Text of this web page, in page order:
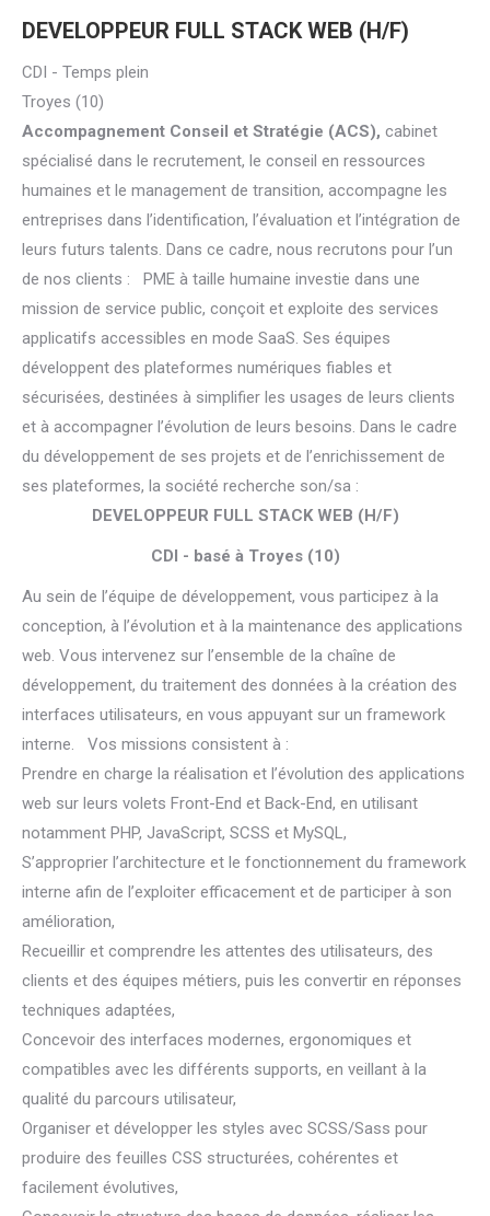
DEVELOPPEUR FULL STACK WEB (H/F)
CDI - Temps plein
Troyes (10)
Accompagnement Conseil et Stratégie (ACS), cabinet
spécialisé dans le recrutement, le conseil en ressources
humaines et le management de transition, accompagne les
entreprises dans l’identification, l’évaluation et l’intégration de
leurs futurs talents. Dans ce cadre, nous recrutons pour l’un
de nos clients : PME à taille humaine investie dans une
mission de service public, conçoit et exploite des services
applicatifs accessibles en mode SaaS. Ses équipes
développent des plateformes numériques fiables et
sécurisées, destinées à simplifier les usages de leurs clients
et à accompagner l’évolution de leurs besoins. Dans le cadre
du développement de ses projets et de l’enrichissement de
ses plateformes, la société recherche son/sa :
DEVELOPPEUR FULL STACK WEB (H/F)
CDI - basé à Troyes (10)
Au sein de l’équipe de développement, vous participez à la
conception, à l’évolution et à la maintenance des applications
web. Vous intervenez sur l’ensemble de la chaîne de
développement, du traitement des données à la création des
interfaces utilisateurs, en vous appuyant sur un framework
interne. Vos missions consistent à :
Prendre en charge la réalisation et l’évolution des applications
web sur leurs volets Front-End et Back-End, en utilisant
notamment PHP, JavaScript, SCSS et MySQL,
S’approprier l’architecture et le fonctionnement du framework
interne afin de l’exploiter efficacement et de participer à son
amélioration,
Recueillir et comprendre les attentes des utilisateurs, des
clients et des équipes métiers, puis les convertir en réponses
techniques adaptées,
Concevoir des interfaces modernes, ergonomiques et
compatibles avec les différents supports, en veillant à la
qualité du parcours utilisateur,
Organiser et développer les styles avec SCSS/Sass pour
produire des feuilles CSS structurées, cohérentes et
facilement évolutives,